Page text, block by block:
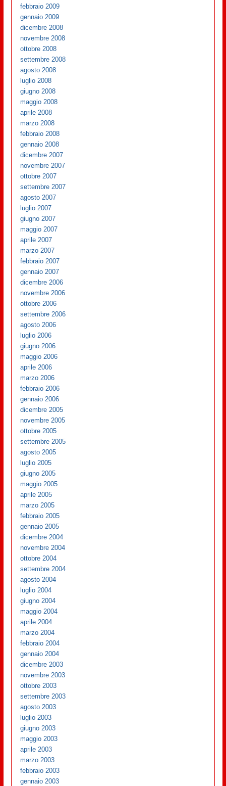
febbraio 2009
gennaio 2009
dicembre 2008
novembre 2008
ottobre 2008
settembre 2008
agosto 2008
luglio 2008
giugno 2008
maggio 2008
aprile 2008
marzo 2008
febbraio 2008
gennaio 2008
dicembre 2007
novembre 2007
ottobre 2007
settembre 2007
agosto 2007
luglio 2007
giugno 2007
maggio 2007
aprile 2007
marzo 2007
febbraio 2007
gennaio 2007
dicembre 2006
novembre 2006
ottobre 2006
settembre 2006
agosto 2006
luglio 2006
giugno 2006
maggio 2006
aprile 2006
marzo 2006
febbraio 2006
gennaio 2006
dicembre 2005
novembre 2005
ottobre 2005
settembre 2005
agosto 2005
luglio 2005
giugno 2005
maggio 2005
aprile 2005
marzo 2005
febbraio 2005
gennaio 2005
dicembre 2004
novembre 2004
ottobre 2004
settembre 2004
agosto 2004
luglio 2004
giugno 2004
maggio 2004
aprile 2004
marzo 2004
febbraio 2004
gennaio 2004
dicembre 2003
novembre 2003
ottobre 2003
settembre 2003
agosto 2003
luglio 2003
giugno 2003
maggio 2003
aprile 2003
marzo 2003
febbraio 2003
gennaio 2003